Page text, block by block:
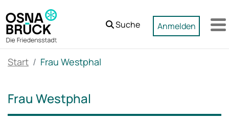
Zum Hauptinhalt springen
Suche Anmelden
Start Frau Westphal
Frau Westphal